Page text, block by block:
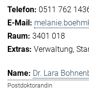
0511 762
3401 018
Verwaltung
Dr. Lara
Postdoktorandin